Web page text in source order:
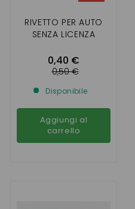
RIVETTO PER AUTO
SENZA LICENZA
0,40 €
0,50 €
Disponibile
Aggiungi al
carrello